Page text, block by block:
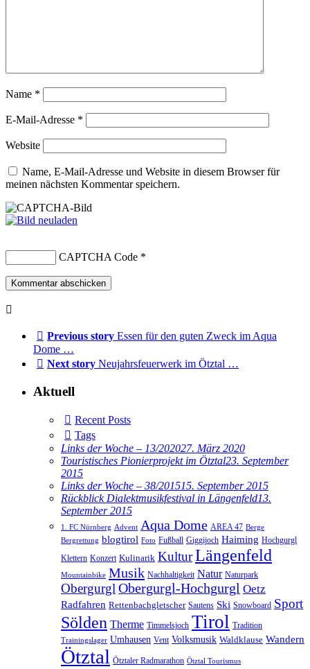
Name *
E-Mail-Adresse *
Website
Name, E-Mail-Adresse und Website in diesem Browser für
meinen nächsten Kommentar speichern.
CAPTCHA Code *
Previous story Essen für den guten Zweck im Aqua
Dome …
Next story Neujahrsfeuerwerk im Ötztal …
Aktuell
Recent Posts
Tags
Links der Woche – 13/202027. März 2020
Touristisches Pionierprojekt im Ötztal23. September
2015
Links der Woche – 38/201515. September 2015
Rückblick Dialektmusikfestival in Längenfeld13.
September 2015
1. FC Nürnberg Advent Aqua Dome AREA 47 Berge
Bergrettung blogtirol Foto Fußball Giggijoch Haiming Hochgurgl
Klettern Konzert Kulinarik KulturLängenfeld
Mountainbike Musik Nachhaltigkeit Natur Naturpark
ObergurglObergurgl-Hochgurgl Oetz
Radfahren Rettenbachgletscher Sautens Ski Snowboard Sport
Sölden Therme Timmelsjoch Tirol Tradition
Trainingslager Umhausen Vent Volksmusik Waldklause Wandern
Ötztal Ötztaler Radmarathon Ötztal Tourismus